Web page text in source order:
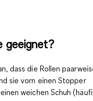
geeignet?
dass die Rollen
sievorn einen Stopper
weichen Schuh